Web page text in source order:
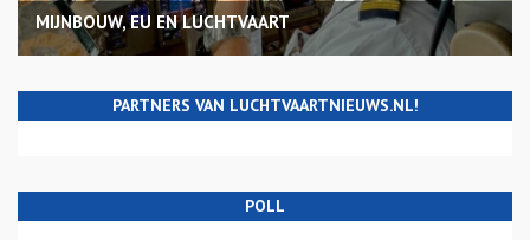
MIJNBOUW, EU EN LUCHTVAART
PARTNERS VAN LUCHTVAARTNIEUWS.NL!
POLL